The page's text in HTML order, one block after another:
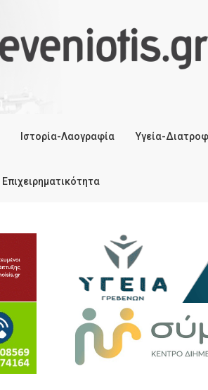
Ιστορία-Λαογραφία Υγεία-
Επιχειρηματικότητα